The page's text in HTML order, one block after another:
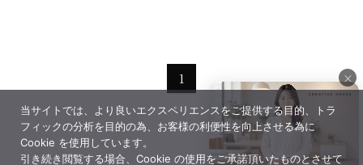
1 ×
当サイトでは、より良いエクスペリエンスをご提供する目的、トラ
フィックの分析を目的の為、お客様の利便性を向上させる為に
Cookie を使用しています。
引き続き閲覧する場合、Cookie の使用をご承諾頂いたものとさせて